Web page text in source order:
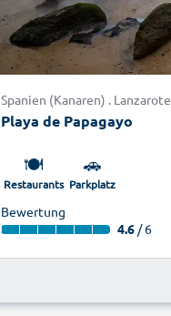
Spanien (Kanaren) . Lanzarote
Playa de Papagayo
🍽️
Restaurants
🚗
Parkplatz
Bewertung
4.6 / 6